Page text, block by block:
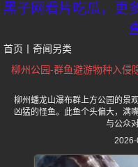
黑子网看片吃瓜，更
首页 奇闻另类
柳州公园-群鱼避游物种入侵
柳州蟠龙山瀑布群上方公园的景
凶猛的怪鱼。此鱼个头偏大，满
与公众